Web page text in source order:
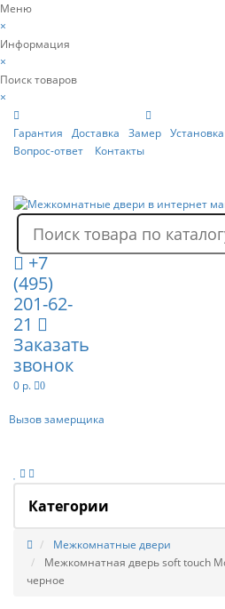
Меню
×
Информация
×
Поиск товаров
×
Гарантия Доставка Замер Установка
Вопрос-ответ
Контакты
+7
(495)
201-62-
21
Заказать
звонок
0 р. 0
Вызов замерщика
Категории
Межкомнатные двери
Межкомнатная дверь soft touch
черное